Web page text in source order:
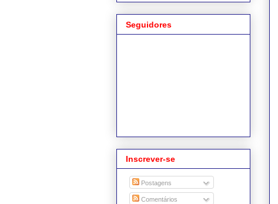
Seguidores
Inscrever-se
Postagens
Comentários